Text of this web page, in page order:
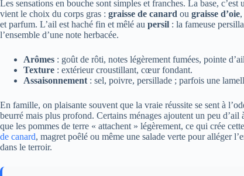
Les sensations en bouche sont simples et franches. La base,
vient le choix du corps gras : graisse de canard ou graisse d’oie
et parfum. L’ail est haché fin et mêlé au persil : la fameuse
l’ensemble d’une note herbacée.
Arômes : goût de rôti, notes légèrement fumées, pointe
Texture : extérieur croustillant, cœur fondant.
Assaisonnement : sel, poivre, persillade ; parfois une
En famille, on plaisante souvent que la vraie réussite se sent à
beurré mais plus profond. Certains ménages ajoutent un peu
que les pommes de terre « attachent » légèrement, ce qui crée
de canard, magret poêlé ou même une salade verte pour alléger
dans le terroir.